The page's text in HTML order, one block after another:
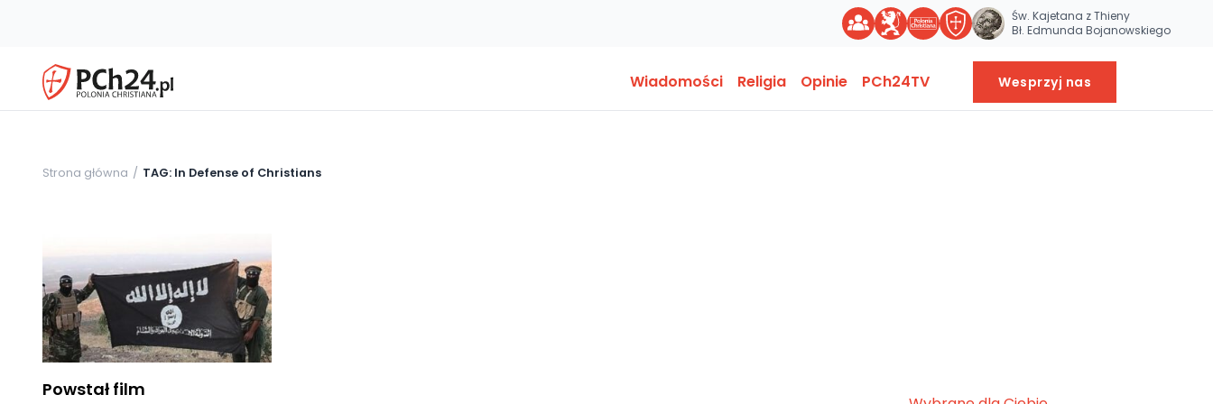
Św. Kajetana z Thieny
Bł. Edmunda Bojanowskiego
Wiadomości Religia Opinie PCh24TV Wesprzyj nas
Strona główna TAG: In Defense of Christians
Powstał film